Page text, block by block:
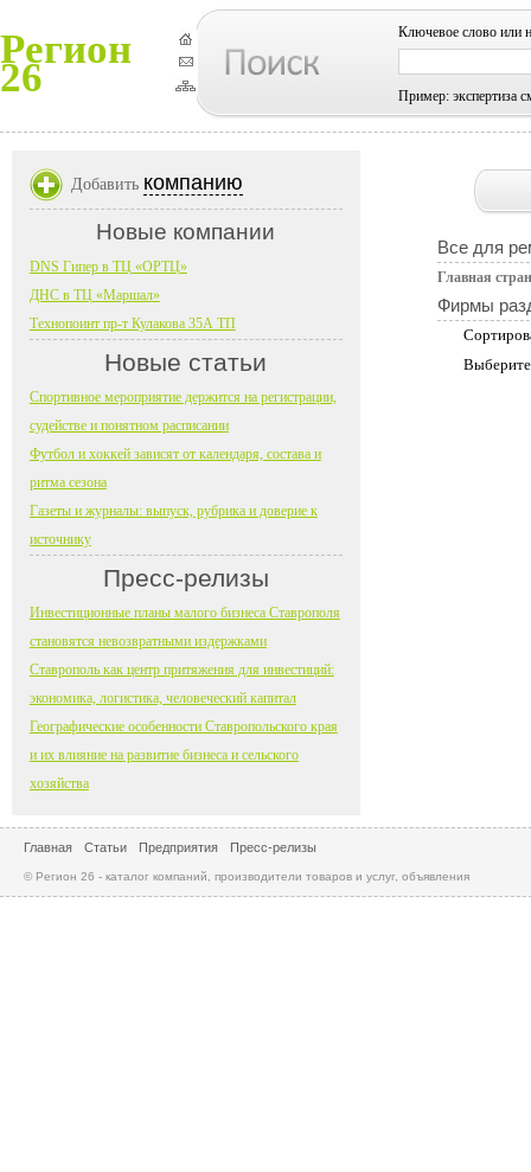
Регион
26
Ключевое слово или
Пример: экспертиза
Все для
Главная
Фирмы
Добавить компанию
Новые компании
DNS Гипер в ТЦ «ОРТЦ»
ДНС в ТЦ «Маршал»
Технопоинт пр-т Кулакова 35А ТП
Новые статьи
Спортивное мероприятие держится на регистрации,
судействе и понятном расписании
Футбол и хоккей зависят от календаря, состава и
ритма сезона
Газеты и журналы: выпуск, рубрика и доверие к
источнику
Пресс-релизы
Инвестиционные планы малого бизнеса Ставрополя
становятся невозвратными издержками
Ставрополь как центр притяжения для инвестиций:
экономика, логистика, человеческий капитал
Географические особенности Ставропольского края
и их влияние на развитие бизнеса и сельского
хозяйства
Главная Статьи Предприятия Пресс-релизы
© Регион 26 - каталог компаний, производители товаров и услуг, объявления